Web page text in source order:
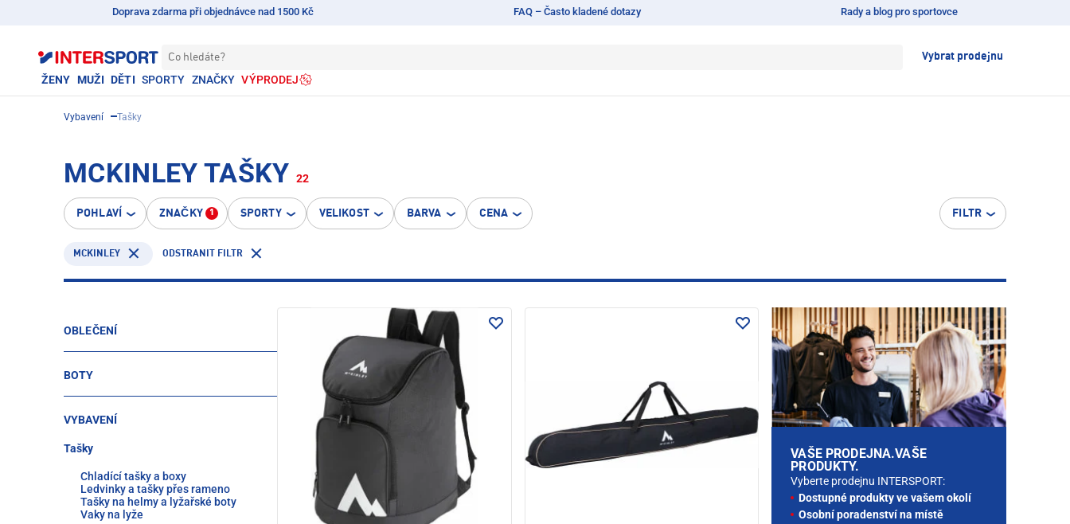
Doprava zdarma při objednávce nad 1500 Kč FAQ – Často kladené dotazy Rady a blog pro sportovce
Co hledáte? Vybrat prodejnu
ŽENY MUŽI DĚTI SPORTY ZNAČKY VÝPRODEJ
Vybavení Tašky
MCKINLEY TAŠKY 22
POHLAVÍ ZNAČKY 1 SPORTY VELIKOST BARVA CENA FILTR
MCKINLEY ODSTRANIT FILTR
OBLEČENÍ
BOTY
VYBAVENÍ
Tašky
Chladící tašky a boxy
Ledvinky a tašky přes rameno
Tašky na helmy a lyžařské boty
Vaky na lyže
VAŠE PRODEJNA.VAŠE
PRODUKTY.
Vyberte prodejnu INTERSPORT:
Dostupné produkty ve vašem okolí
Osobní poradenství na místě